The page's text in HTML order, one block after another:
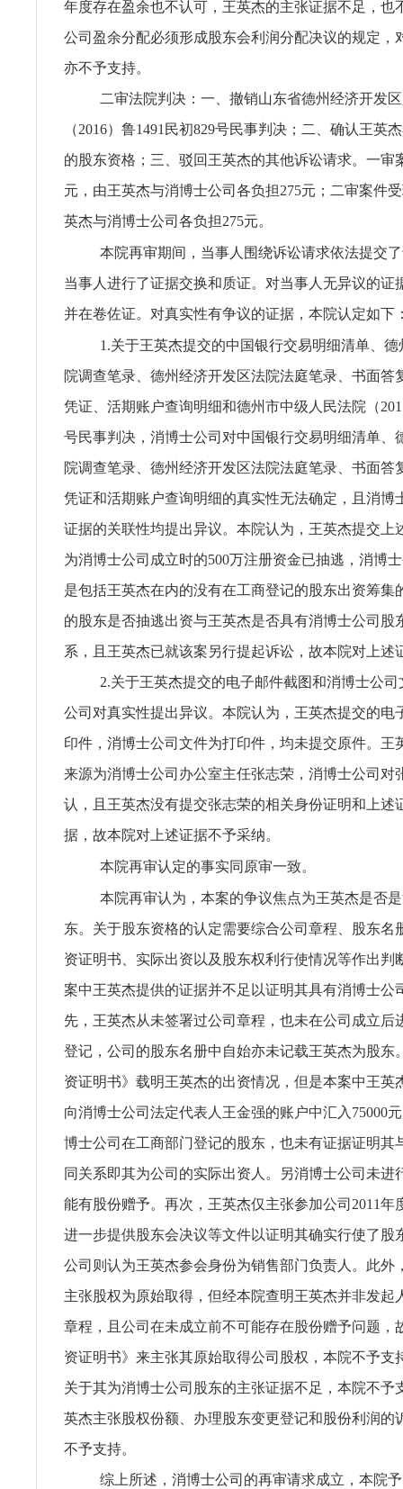
年度存在盈余也不认可，王英杰的主张证据不足，也
公司盈余分配必须形成股东会利润分配决议的规定，
亦不予支持。
二审法院判决：一、撤销山东省德州经济开发
（2016）鲁1491民初829号民事判决；二、确认王英
的股东资格；三、驳回王英杰的其他诉讼请求。一审
元，由王英杰与消博士公司各负担275元；二审案件
英杰与消博士公司各负担275元。
本院再审期间，当事人围绕诉讼请求依法提交
当事人进行了证据交换和质证。对当事人无异议的证
并在卷佐证。对真实性有争议的证据，本院认定如下
1.关于王英杰提交的中国银行交易明细清单、
院调查笔录、德州经济开发区法院法庭笔录、书面答
凭证、活期账户查询明细和德州市中级人民法院（
号民事判决，消博士公司对中国银行交易明细清单、
院调查笔录、德州经济开发区法院法庭笔录、书面答
凭证和活期账户查询明细的真实性无法确定，且消博
证据的关联性均提出异议。本院认为，王英杰提交上
为消博士公司成立时的500万注册资金已抽逃，消博
是包括王英杰在内的没有在工商登记的股东出资筹集
的股东是否抽逃出资与王英杰是否具有消博士公司股
系，且王英杰已就该案另行提起诉讼，故本院对上述
2.关于王英杰提交的电子邮件截图和消博士公
公司对真实性提出异议。本院认为，王英杰提交的电
印件，消博士公司文件为打印件，均未提交原件。王
来源为消博士公司办公室主任张志荣，消博士公司对
认，且王英杰没有提交张志荣的相关身份证明和上述
据，故本院对上述证据不予采纳。
本院再审认定的事实同原审一致。
本院再审认为，本案的争议焦点为王英杰是否
东。关于股东资格的认定需要综合公司章程、股东名
资证明书、实际出资以及股东权利行使情况等作出判
案中王英杰提供的证据并不足以证明其具有消博士公
先，王英杰从未签署过公司章程，也未在公司成立后
登记，公司的股东名册中自始亦未记载王英杰为股东
资证明书》载明王英杰的出资情况，但是本案中王英
向消博士公司法定代表人王金强的账户中汇入75000
博士公司在工商部门登记的股东，也未有证据证明其
同关系即其为公司的实际出资人。另消博士公司未进
能有股份赠予。再次，王英杰仅主张参加公司2011年
进一步提供股东会决议等文件以证明其确实行使了股
公司则认为王英杰参会身份为销售部门负责人。此外
主张股权为原始取得，但经本院查明王英杰并非发起
章程，且公司在未成立前不可能存在股份赠予问题，
资证明书》来主张其原始取得公司股权，本院不予支
关于其为消博士公司股东的主张证据不足，本院不予
英杰主张股权份额、办理股东变更登记和股份利润的
不予支持。
综上所述，消博士公司的再审请求成立，本院